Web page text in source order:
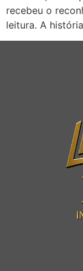
recebeu o
leitura. A